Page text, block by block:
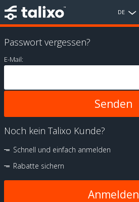
DE
Passwort vergessen?
E-Mail:
Noch kein Talixo Kunde?
Schnell und einfach anmelden
Rabatte sichern
Anmelden